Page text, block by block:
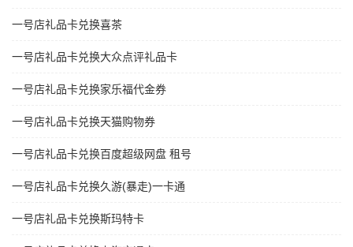
一号店礼品卡兑换喜茶
一号店礼品卡兑换大众点评礼品卡
一号店礼品卡兑换家乐福代金券
一号店礼品卡兑换天猫购物券
一号店礼品卡兑换百度超级网盘 租号
一号店礼品卡兑换久游(暴走)一卡通
一号店礼品卡兑换斯玛特卡